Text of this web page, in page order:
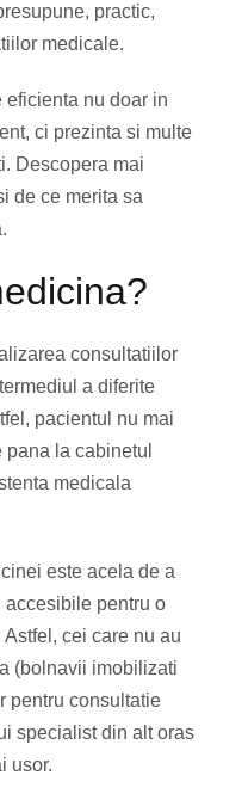
practic,
medicale.
nu doar in
ci prezinta si multe
Descopera mai
de ce merita sa
consultatiilor
a diferite
pacientul nu mai
la cabinetul
medicala
este acela de a
pentru o
cei care nu au
(bolnavii imobilizati
pentru consultatie
specialist din alt oras
usor.